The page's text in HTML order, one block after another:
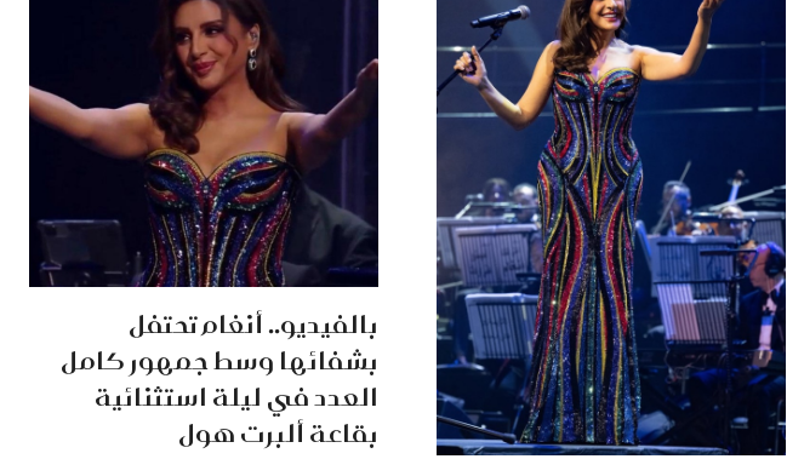
بالفيديو.. أنغام تحتفل
بشفائها وسط جمهور كامل
العدد في ليلة استثنائية
بقاعة ألبرت هول